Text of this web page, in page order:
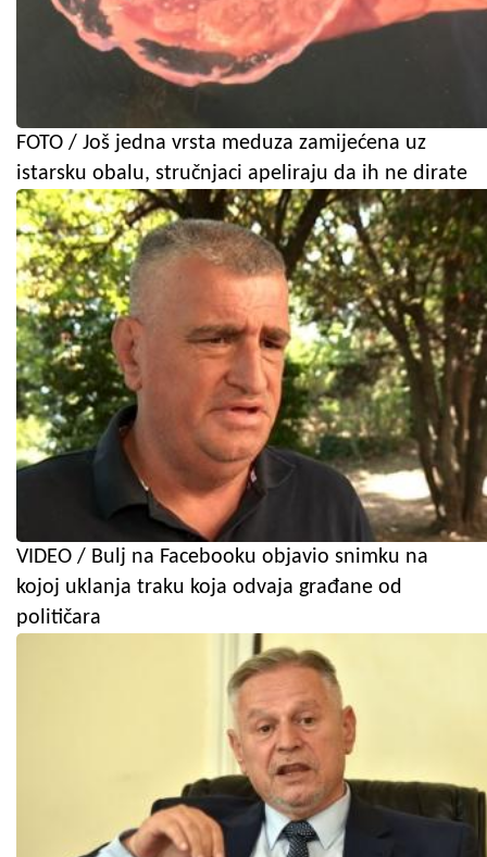
FOTO / Još jedna vrsta meduza zamijećena uz
istarsku obalu, stručnjaci apeliraju da ih ne dirate
VIDEO / Bulj na Facebooku objavio snimku na
kojoj uklanja traku koja odvaja građane od
političara